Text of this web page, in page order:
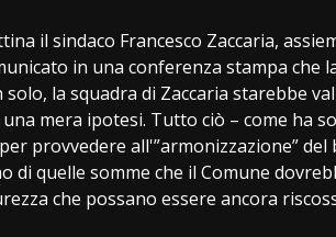
il sindaco Francesco Zaccaria,
in una conferenza stampa
solo, la squadra di Zaccaria starebbe
mera ipotesi. Tutto ciò – come ha
provvedere all'”armonizzazione”
di quelle somme che il Comune
che possano essere ancora